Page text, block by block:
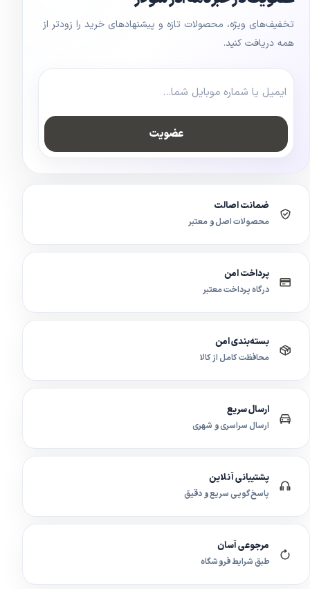
تخفیف‌های ویژه، محصولات تازه و پیشنهادهای خرید را زودتر از
همه دریافت کنید.
عضویت
ضمانت اصالت
محصولات اصل و معتبر
پرداخت امن
درگاه پرداخت معتبر
بسته‌بندی امن
محافظت کامل از کالا
ارسال سریع
ارسال سراسری و شهری
پشتیبانی آنلاین
پاسخ‌گویی سریع و دقیق
مرجوعی آسان
طبق شرایط فروشگاه